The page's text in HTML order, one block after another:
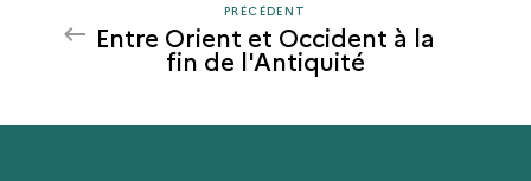
PRÉCÉDENT
PRÉCÉDENT
Entre Orient et Occident à la
fin de l'Antiquité